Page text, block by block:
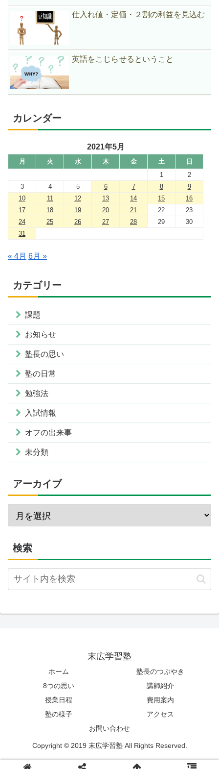
仕入れ値・定価・２割の利益を見込む
英語をこじらせるということ
カレンダー
2021年5月
月 火 水 木 金 土
日
1
2
3
4 5 6 7 8
9
10
11 12 13 14 15
16
17
18 19 20 21 22
23
24
25 26 27 28 29
30
31
« 4月 6月 »
カテゴリー
課題
お知らせ
塾長の思い
塾の日常
勉強法
入試情報
オフの出来事
未分類
アーカイブ
検索
末広学習塾
ホーム
塾長のつぶやき
8つの思い
講師紹介
授業日程
費用案内
塾の様子
アクセス
お問い合わせ
Copyright © 2019 末広学習塾 All Rights Reserved.